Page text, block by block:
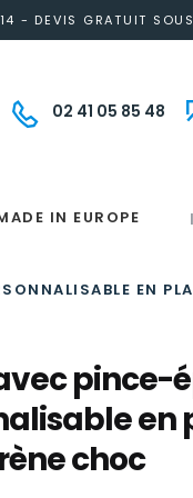
- DEVIS GRATUIT
02 41 05 85 48
IN EUROPE |
EN
pince-
en
choc